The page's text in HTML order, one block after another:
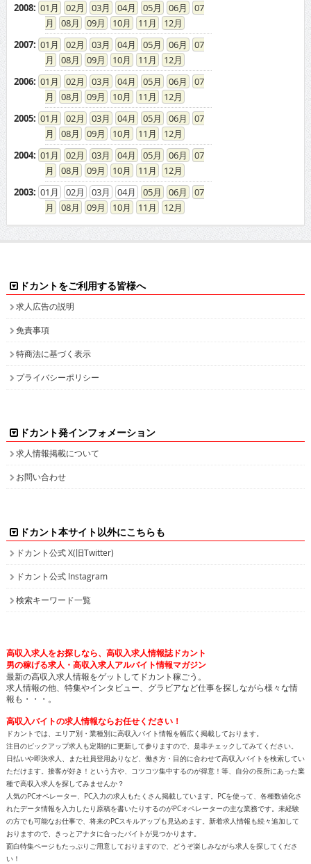
2008: 01 02 03 04 05 06
07
08
09 10 11
12
2007: 01 02 03 04 05 06
07
08
09 10 11
12
2006: 01 02 03 04 05 06
07
08
09 10 11
12
2005: 01 02 03 04 05 06
07
08
09 10 11
12
2004: 01 02 03 04 05 06
07
08
09 10 11
12
2003: 01 02 03 04 05 06
07
08
09 10 11 12
ドカントをご利用する皆様へ
求人広告の説明
免責事項
特商法に基づく表示
プライバシーポリシー
ドカント発インフォメーション
求人情報掲載について
お問い合わせ
ドカント本サイト以外にこちらも
ドカント公式 X(旧Twitter)
ドカント公式 Instagram
検索キーワード一覧
高収入求人をお探しなら、高収入求人情報誌ドカント
男の稼げる求人・高収入求人アルバイト情報マガジン
最新の高収入求人情報をゲットしてドカント稼ごう。
求人情報の他、特集やインタビュー、グラビアなど仕事を探しながら様々な情
報も・・・。
高収入バイトの求人情報ならお任せください！
ドカントでは、エリア別・業種別に高収入バイト情報を幅広く掲載しております。
注目のピックアップ求人も定期的に更新して参りますので、是非チェックしてみてください。
日払いや即決求人、また社員登用ありなど、働き方・目的に合わせて高収入バイトを検索してい
ただけます。接客が好き！という方や、コツコツ集中するのが得意！等、自分の長所にあった業
種で高収入求人を探してみませんか？
人気のPCオペレーター、PC入力の求人もたくさん掲載しています。PCを使って、各種数値化さ
れたデータ情報を入力したり原稿を書いたりするのがPCオペレーターの主な業務です。未経験
の方でも可能なお仕事で、将来のPCスキルアップも見込めます。新着求人情報も続々追加して
おりますので、きっとアナタに合ったバイトが見つかります。
面白特集ページもたっぷりご用意しておりますので、どうぞ楽しみながら求人を探してくださ
い！